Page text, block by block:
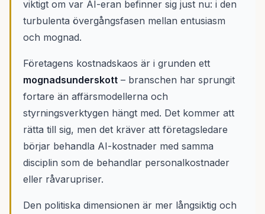
viktigt om var AI-eran befinner sig just nu: i den
turbulenta övergångsfasen mellan entusiasm
och mognad.
Företagens kostnadskaos är i grunden ett
mognadsunderskott – branschen har sprungit
fortare än affärsmodellerna och
styrningsverktygen hängt med. Det kommer att
rätta till sig, men det kräver att företagsledare
börjar behandla AI-kostnader med samma
disciplin som de behandlar personalkostnader
eller råvarupriser.
Den politiska dimensionen är mer långsiktig och